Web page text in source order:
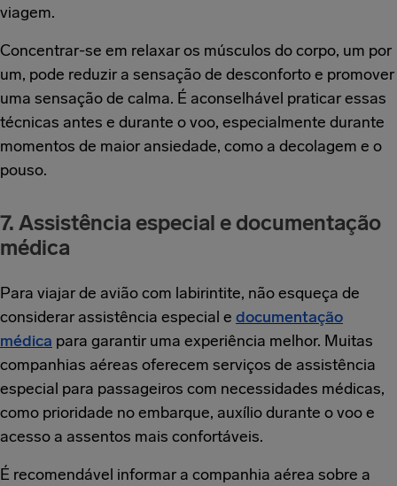
viagem.
Concentrar-se em relaxar os músculos do corpo, um por
um, pode reduzir a sensação de desconforto e promover
uma sensação de calma. É aconselhável praticar essas
técnicas antes e durante o voo, especialmente durante
momentos de maior ansiedade, como a decolagem e o
pouso.
7. Assistência especial e documentação
médica
Para viajar de avião com labirintite, não esqueça de
considerar assistência especial e documentação
médica para garantir uma experiência melhor. Muitas
companhias aéreas oferecem serviços de assistência
especial para passageiros com necessidades médicas,
como prioridade no embarque, auxílio durante o voo e
acesso a assentos mais confortáveis.
É recomendável informar a companhia aérea sobre a